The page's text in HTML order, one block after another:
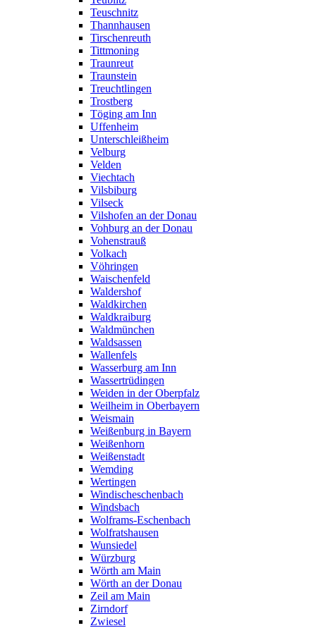
Teuschnitz
Thannhausen
Tirschenreuth
Tittmoning
Traunreut
Traunstein
Treuchtlingen
Trostberg
Töging am Inn
Uffenheim
Unterschleißheim
Velburg
Velden
Viechtach
Vilsbiburg
Vilseck
Vilshofen an der Donau
Vohburg an der Donau
Vohenstrauß
Volkach
Vöhringen
Waischenfeld
Waldershof
Waldkirchen
Waldkraiburg
Waldmünchen
Waldsassen
Wallenfels
Wasserburg am Inn
Wassertrüdingen
Weiden in der Oberpfalz
Weilheim in Oberbayern
Weismain
Weißenburg in Bayern
Weißenhorn
Weißenstadt
Wemding
Wertingen
Windischeschenbach
Windsbach
Wolframs-Eschenbach
Wolfratshausen
Wunsiedel
Würzburg
Wörth am Main
Wörth an der Donau
Zeil am Main
Zirndorf
Zwiesel